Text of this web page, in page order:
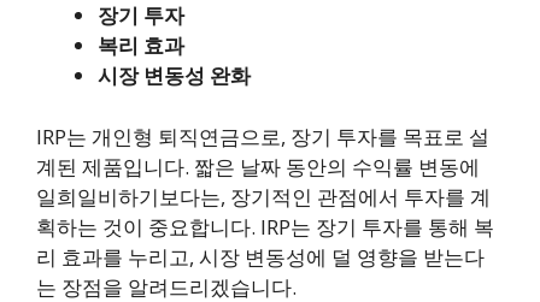
장기 투자
복리 효과
시장 변동성 완화
IRP는 개인형 퇴직연금으로, 장기 투자를 목표로 설
계된 제품입니다. 짧은 날짜 동안의 수익률 변동에
일희일비하기보다는, 장기적인 관점에서 투자를 계
획하는 것이 중요합니다. IRP는 장기 투자를 통해 복
리 효과를 누리고, 시장 변동성에 덜 영향을 받는다
는 장점을 알려드리겠습니다.